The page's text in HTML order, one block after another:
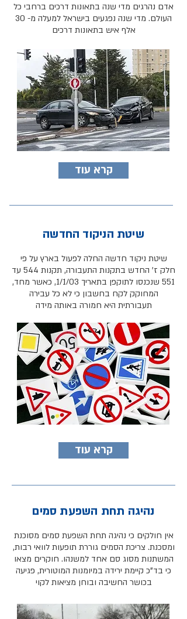
אדם נהרגים מדי שנה בתאונות דרכים ברחבי כל
העולם. מדי שנה נפגעים בישראל
למעלה מ- 30
אלף איש בתאונות דרכים
קרא עוד
שיטת הניקוד החדשה
שיטת ניקוד חדשה החלה לפעול בארץ על פי
חלק ז' החדש בתקנות התעבורה, תקנות 544 עד
551 שנכנסו לתוקפן בתאריך 1/1/03, כאשר מחד,
המחוקק לקח בחשבון כי לא כל עבירה
תעבורתית היא חמורה באותה מידה
קרא עוד
נהיגה תחת השפעת סמים
אין חולקים כי נהיגה תחת השפעת סמים מסוכנת
ומסכנת. צריכת הסמים גוררת תופעות לוואי רבות,
המשתנות מסוג סם אחד למשנהו. חוקרים מצאו
כי בד"כ קיימת ירידה במיומנות המוטורית, פגיעה
בכושר החשיבה ובוחן מציאות לקוי